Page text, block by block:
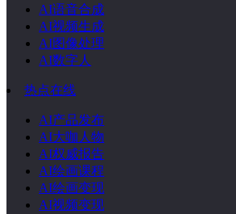
AI语音合成
AI视频生成
AI图像处理
AI数字人
热点在线
AI产品发布
AI大咖人物
AI权威报告
AI绘画课程
AI绘画变现
AI视频变现